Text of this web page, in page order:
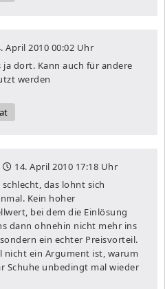
April 2010 00:02 Uhr
ja dort. Kann auch für andere
werden
14. April 2010 17:18 Uhr
das lohnt sich
Kein hoher
bei dem die Einlösung
dann ohnehin nicht mehr ins
ein echter Preisvorteil.
nicht ein Argument ist, warum
Schuhe unbedingt mal wieder